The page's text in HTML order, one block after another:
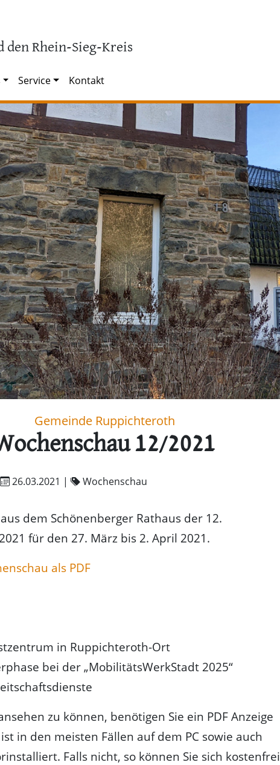
Rhein-Sieg-Kreis
Service Kontakt
Gemeinde Ruppichteroth
12/2021
26.03.2021 | Wochenschau
dem Schönenberger Rathaus der 12.
für den 27. März bis 2. April 2021.
als PDF
in Ruppichteroth-Ort
bei der „MobilitätsWerkStadt 2025“
zu können, benötigen Sie ein PDF Anzeige
in den meisten Fällen auf dem PC sowie auch
Falls nicht, so können Sie sich kostenfrei